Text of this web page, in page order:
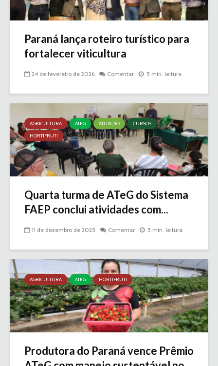
Paraná lança roteiro turístico para
fortalecer viticultura
24 de fevereiro de 2026 Comentar 5 min. leitura
AGRICULTURA ATEG ATUAÇÃO
CURSOS
HORTIFRUTI
Quarta turma de ATeG do Sistema
FAEP conclui atividades com...
11 de dezembro de 2025 Comentar 5 min. leitura
AGRICULTURA ATEG HORTIFRUTI
Produtora do Paraná vence Prêmio